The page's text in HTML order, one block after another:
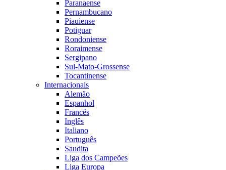
Paranaense
Pernambucano
Piauiense
Potiguar
Rondoniense
Roraimense
Sergipano
Sul-Mato-Grossense
Tocantinense
Internacionais
Alemão
Espanhol
Francês
Inglês
Italiano
Português
Saudita
Liga dos Campeões
Liga Europa